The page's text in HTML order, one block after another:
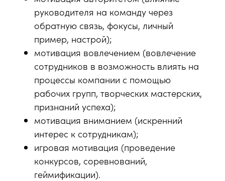
руководителя на команду через
обратную связь, фокусы, личный
пример, настрой);
мотивация вовлечением (вовлечение
сотрудников в возможность влиять на
процессы компании с помощью
рабочих групп, творческих мастерских,
признаний успеха);
мотивация вниманием (искренний
интерес к сотрудникам);
игровая мотивация (проведение
конкурсов, соревнований,
геймификации).